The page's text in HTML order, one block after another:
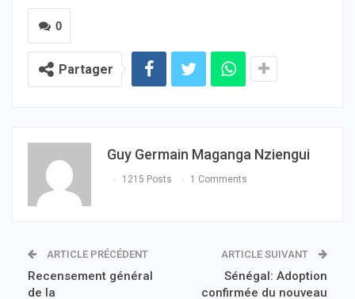
0
Partager
Guy Germain Maganga Nziengui
1215 Posts 1 Comments
ARTICLE PRÉCÉDENT
Recensement général
de la
ARTICLE SUIVANT
Sénégal: Adoption
confirmée du nouveau